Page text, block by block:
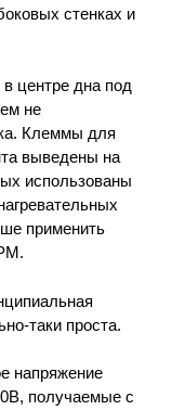
стенках и
центре дна под
не
Клеммы для
выведены на
использованы
применить
таки проста.
напряжение
получаемые с